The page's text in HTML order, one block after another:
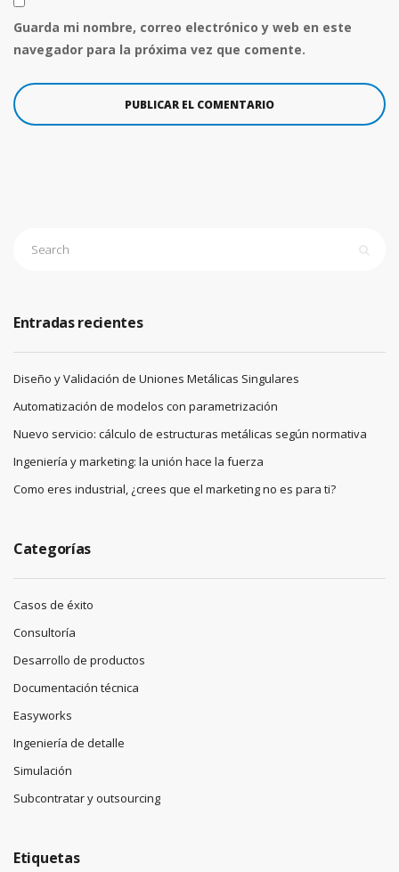
Guarda mi nombre, correo electrónico y web en este
navegador para la próxima vez que comente.
Entradas recientes
Diseño y Validación de Uniones Metálicas Singulares
Automatización de modelos con parametrización
Nuevo servicio: cálculo de estructuras metálicas según normativa
Ingeniería y marketing: la unión hace la fuerza
Como eres industrial, ¿crees que el marketing no es para ti?
Categorías
Casos de éxito
Consultoría
Desarrollo de productos
Documentación técnica
Easyworks
Ingeniería de detalle
Simulación
Subcontratar y outsourcing
Etiquetas